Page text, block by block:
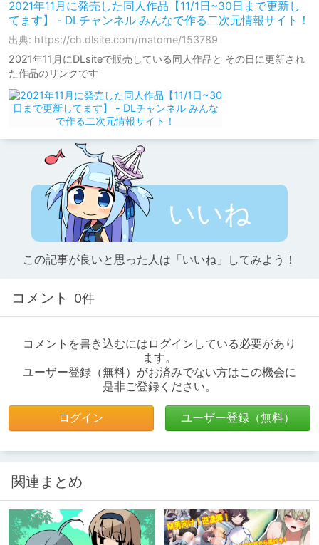
2021年11月に発売した同人作品【11/1日~30日まで更新し
てます】 - DLチャンネル みんなで作る二次元情報サイト！
出典: https://ch.dlsite.com/matome/153789
2021年11月にDLsiteで販売している同人作品と その日に更新され
た作品のリンクです
いいね
この記事が良いと思った人は「いいね」してみよう！
コメント 0件
コメントを書き込むにはログインしている必要があり
ます。
ユーザー登録（無料）がお済みでない方はこの機会に
是非ご登録ください。
ログイン ユーザー登録（無料）
関連まとめ